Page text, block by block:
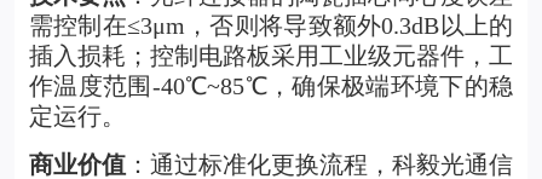
需控制在≤3μm ，否则将导致额外0.3dB以上的
插入损耗；控制电路板采用工业级元器件，工
作温度范围-40℃~85℃，确保极端环境下的稳
定运行。
商业价值：通过标准化更换流程，科毅光通信